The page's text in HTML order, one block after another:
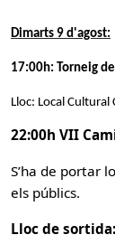
Dimarts 9 d'agost:
17:00h: Torneig
Lloc: Local Cultural
22:00h VII
S’ha de portar
els públics.
Lloc de sortida: